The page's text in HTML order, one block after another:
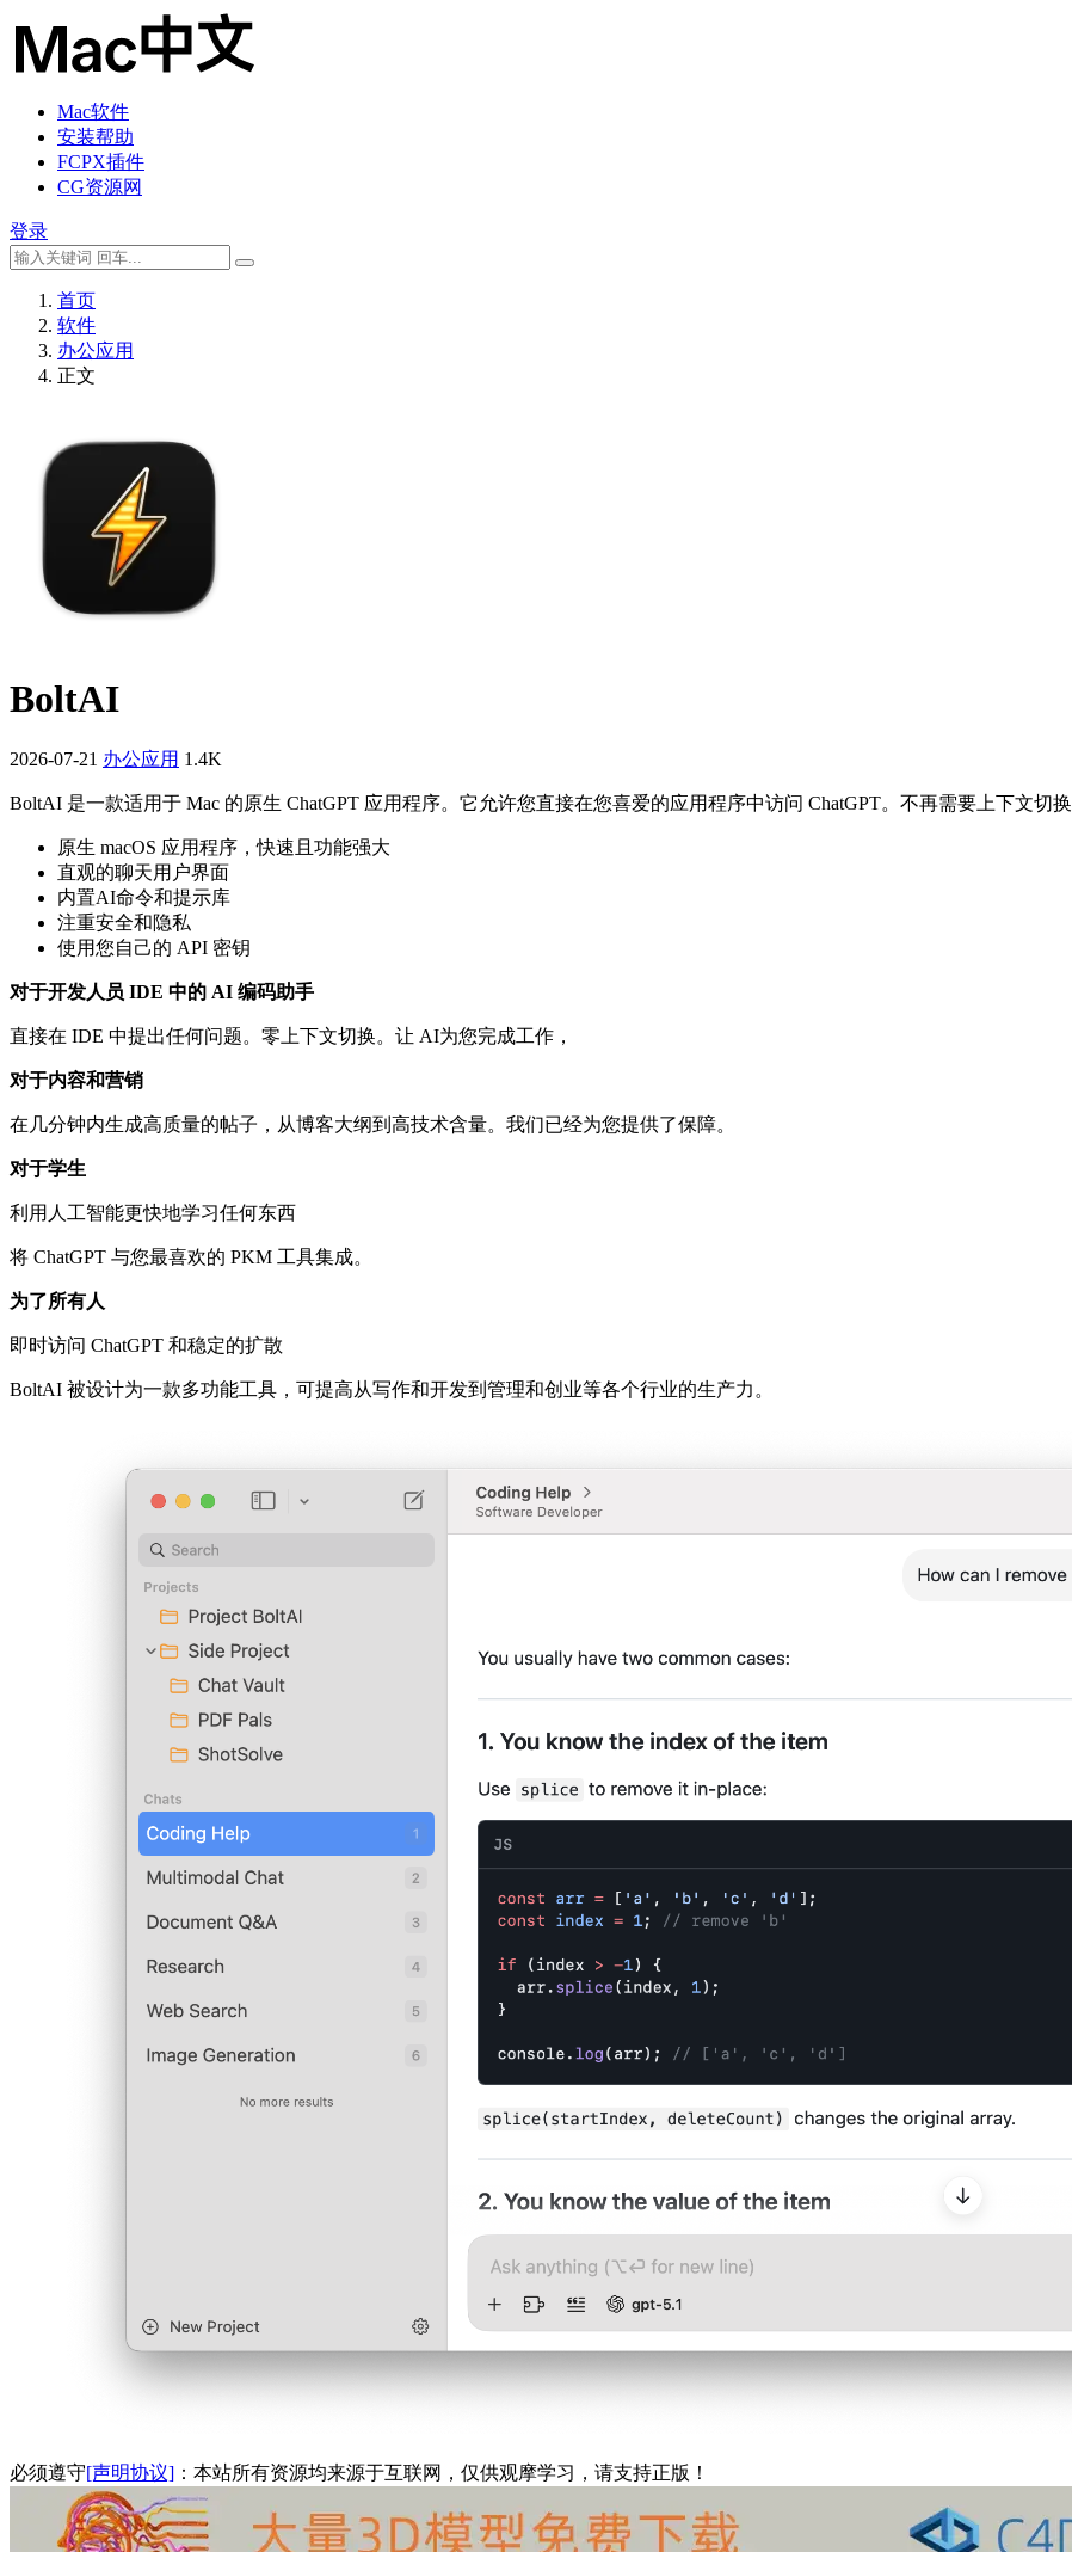
Mac软件
安装帮助
FCPX插件
CG资源网
登录
首页
软件
办公应用
正文
BoltAI
2026-07-21 办公应用 1.4K
BoltAI 是一款适用于 Mac 的原生 ChatGPT 应用程序。它允许您直接在您喜爱的应用程序中访问 ChatGPT。不再需要上下文切换
原生 macOS 应用程序，快速且功能强大
直观的聊天用户界面
内置AI命令和提示库
注重安全和隐私
使用您自己的 API 密钥
对于开发人员 IDE 中的 AI 编码助手
直接在 IDE 中提出任何问题。零上下文切换。让 AI为您完成工作，
对于内容和营销
在几分钟内生成高质量的帖子，从博客大纲到高技术含量。我们已经为您提供了保障。
对于学生
利用人工智能更快地学习任何东西
将 ChatGPT 与您最喜欢的 PKM 工具集成。
为了所有人
即时访问 ChatGPT 和稳定的扩散
BoltAI 被设计为一款多功能工具，可提高从写作和开发到管理和创业等各个行业的生产力。
必须遵守[声明协议] ：本站所有资源均来源于互联网，仅供观摩学习，请支持正版！